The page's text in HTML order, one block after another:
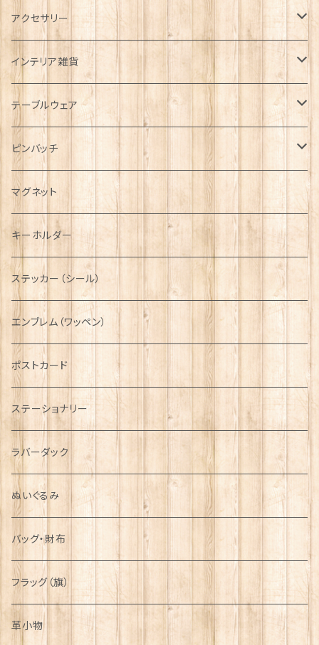
タータンネクタイ
帽子
キャップ
ハンチング帽
キャスケット
ディアストーカー
ニット帽
Tシャツ
マフラー
タータン【Bronte by Moon】
タータン【Glencroft】
ボタンラップマフラー【Aran Traditions】
サッシュ
スカーフ
ファッションマスク
アクセサリー
ORTAK
ブローチ
ペンダント
チャーム
その他のアクセサリー
インテリア雑貨
インテリア置物
ラブスプーン
ラブスプーン【SION LLEWELLYN】
ラブスプーン【PAUL CURTIS】
ファブリック
テーブルウェア
ティータオル
ペーパーナプキン
ティーコジー
その他テーブルウェア
ピンバッチ
ジェネラルデザイン
乗り物
動物＆植物
国旗＆紋章
音楽＆楽器
運動＆人物
シンボル
ミリタリー
NAVY
AIRFORCE
ARMY
ピューター
マグネット
キーホルダー
ステッカー（シール）
エンブレム（ワッペン）
ポストカード
ステーショナリー
ラバーダック
ぬいぐるみ
バッグ・財布
フラッグ（旗）
革小物